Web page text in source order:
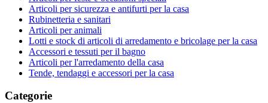
Articoli per sicurezza e antifurti per la casa
Rubinetteria e sanitari
Articoli per animali
Lotti e stock di articoli di arredamento e bricolage per la casa
Accessori e tessuti per il bagno
Articoli per l'arredamento della casa
Tende, tendaggi e accessori per la casa
Categorie